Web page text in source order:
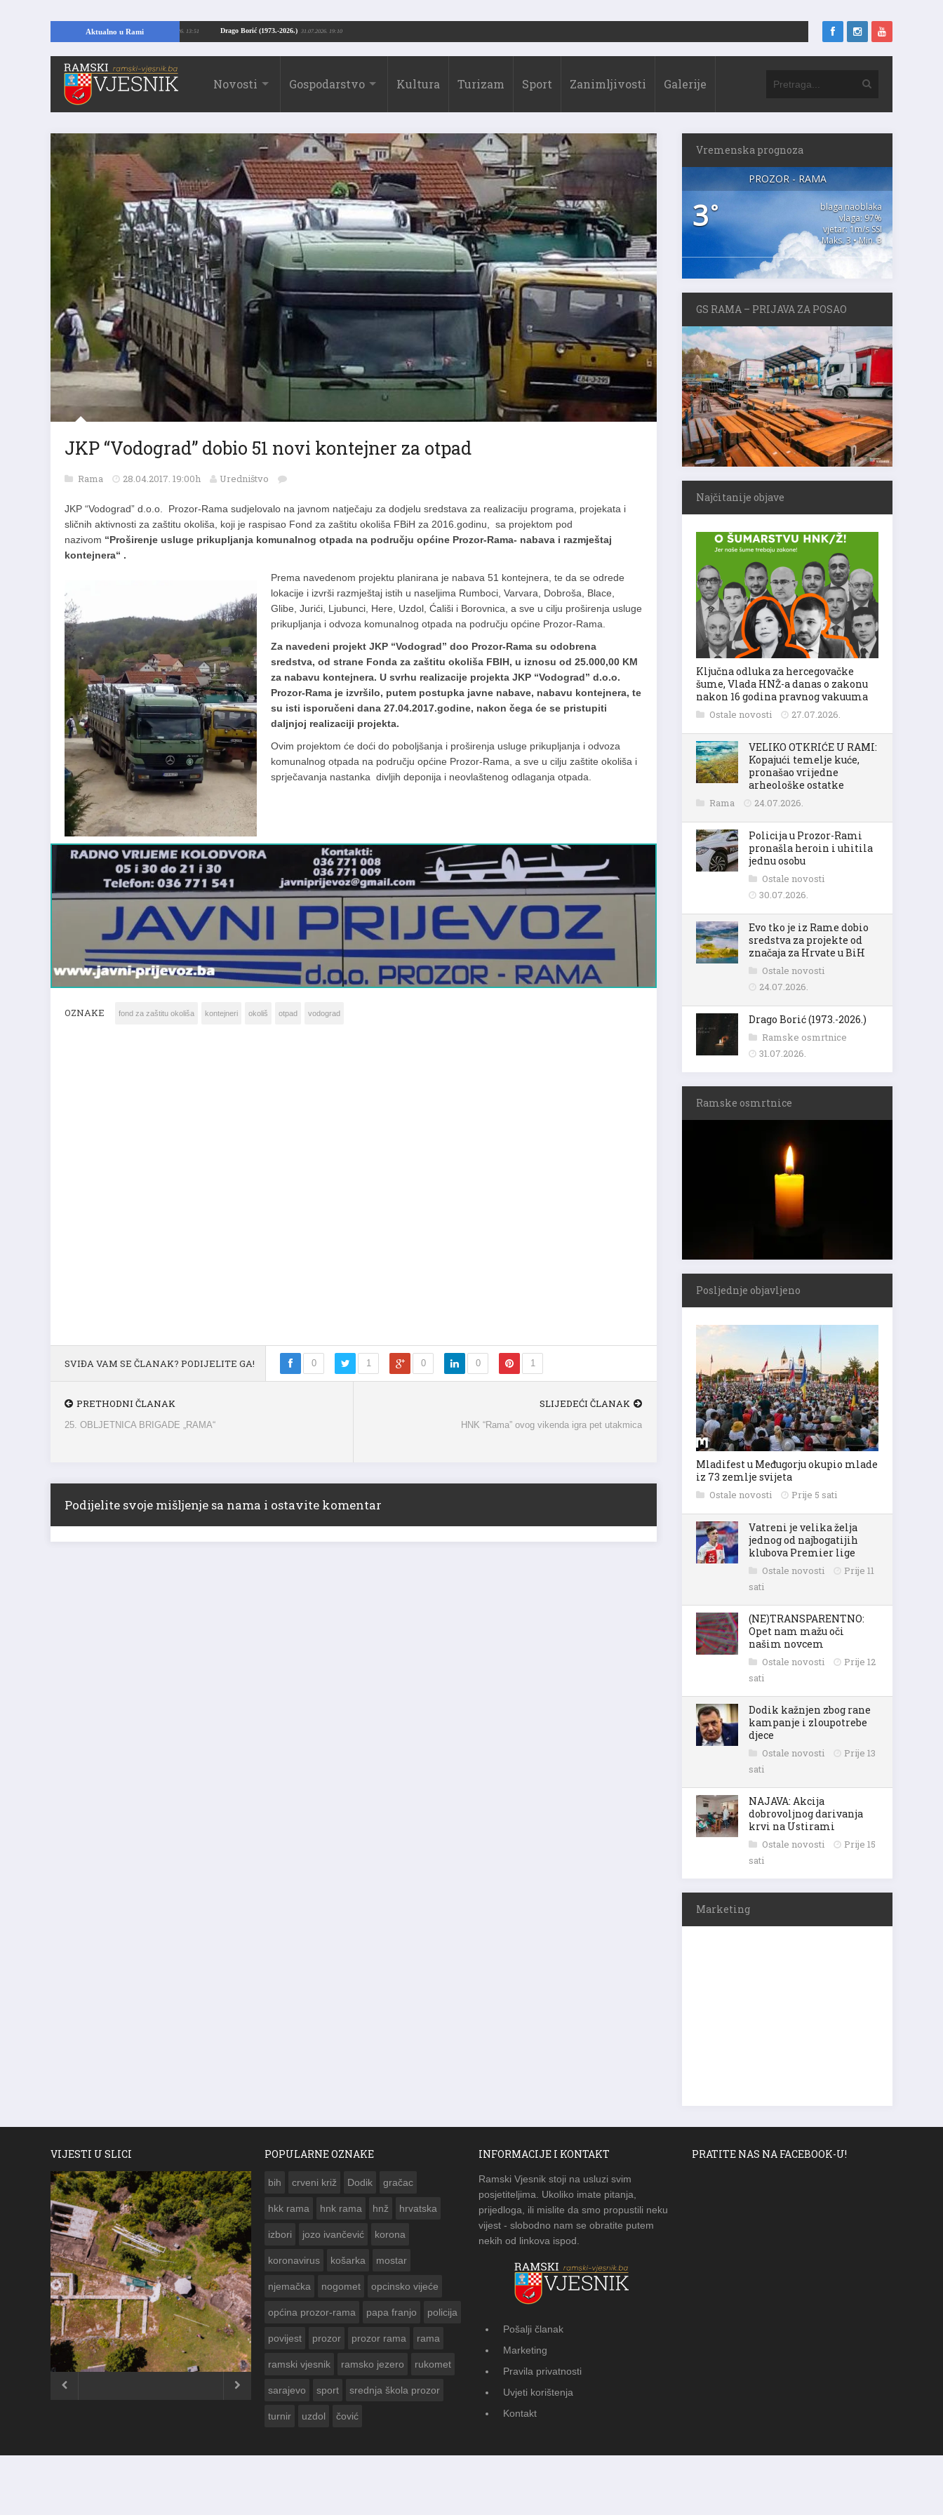
Aktualno u Rami Drago Borić (1973.-2026.) 31.07.2026. 19:10
temelje kuće, pronašao vrijedne arheološke ostatke 24.07.2026. 13:51
Novosti Gospodarstvo Kultura Turizam Sport Zanimljivosti Galerije
JKP “Vodograd” dobio 51 novi kontejner za otpad
Rama 28.04.2017. 19:00h Uredništvo
JKP “Vodograd” d.o.o. Prozor-Rama sudjelovalo na javnom natječaju za dodjelu sredstava za realizaciju programa, projekata i
sličnih aktivnosti za zaštitu okoliša, koji je raspisao Fond za zaštitu okoliša FBiH za 2016.godinu, sa projektom pod
nazivom “Proširenje usluge prikupljanja komunalnog otpada na području općine Prozor-Rama- nabava i razmještaj
kontejnera“ .
Prema navedenom projektu planirana je nabava 51 kontejnera, te da se odrede
lokacije i izvrši razmještaj istih u naseljima Rumboci, Varvara, Dobroša, Blace,
Glibe, Jurići, Ljubunci, Here, Uzdol, Ćališi i Borovnica, a sve u cilju proširenja usluge
prikupljanja i odvoza komunalnog otpada na području općine Prozor-Rama.
Za navedeni projekt JKP “Vodograd” doo Prozor-Rama su odobrena
sredstva, od strane Fonda za zaštitu okoliša FBIH, u iznosu od 25.000,00 KM
za nabavu kontejnera. U svrhu realizacije projekta JKP “Vodograd” d.o.o.
Prozor-Rama je izvršilo, putem postupka javne nabave, nabavu kontejnera, te
su isti isporučeni dana 27.04.2017.godine, nakon čega će se pristupiti
daljnjoj realizaciji projekta.
Ovim projektom će doći do poboljšanja i proširenja usluge prikupljanja i odvoza
komunalnog otpada na području općine Prozor-Rama, a sve u cilju zaštite okoliša i
sprječavanja nastanka divljih deponija i neovlaštenog odlaganja otpada.
SVIĐA VAM SE ČLANAK? PODIJELITE GA! 0 1 0 0 1
PRETHODNI ČLANAK SLIJEDEĆI ČLANAK
Podijelite svoje mišljenje sa nama i ostavite komentar
Vremenska prognoza
PROZOR - RAMA
3°
blaga naoblaka
vlaga: 97%
vjetar: 1m/s SSI
Maks. 3 • Min. 3
GS RAMA – PRIJAVA ZA POSAO
Najčitanije objave
Ključna odluka za hercegovačke
šume, Vlada HNŽ-a danas o zakonu
nakon 16 godina pravnog vakuuma
Ostale novosti 27.07.2026.
VELIKO OTKRIĆE U RAMI:
Kopajući temelje kuće,
pronašao vrijedne
arheološke ostatke
Rama 24.07.2026.
Policija u Prozor-Rami
pronašla heroin i uhitila
jednu osobu
Ostale novosti
30.07.2026.
Evo tko je iz Rame dobio
sredstva za projekte od
značaja za Hrvate u BiH
Ostale novosti
24.07.2026.
Drago Borić (1973.-2026.)
Ramske osmrtnice
31.07.2026.
Ramske osmrtnice
Posljednje objavljeno
Mladifest u Međugorju okupio mlade
iz 73 zemlje svijeta
Ostale novosti Prije 5 sati
Vatreni je velika želja
jednog od najbogatijih
klubova Premier lige
Ostale novosti
Prije 11
sati
(NE)TRANSPARENTNO:
Opet nam mažu oči
našim novcem
Ostale novosti
Prije 12
sati
Dodik kažnjen zbog rane
kampanje i zloupotrebe
djece
Ostale novosti
Prije 13
sati
NAJAVA: Akcija
dobrovoljnog darivanja
krvi na Ustirami
Ostale novosti
Prije 15
sati
Marketing
VIJESTI U SLICI
ČESTITKA RAMSKOG VJESNIKA ZA
USKRS 2023. GODINE
 
POPULARNE OZNAKE
bih crveni križ Dodik gračac
hkk rama hnk rama hnž hrvatska
izbori jozo ivančević korona
koronavirus košarka mostar
njemačka nogomet opcinsko vijeće
općina prozor-rama papa franjo policija
povijest prozor prozor rama rama
ramski vjesnik ramsko jezero rukomet
sarajevo sport srednja škola prozor
turnir uzdol čović
INFORMACIJE I KONTAKT
Ramski Vjesnik stoji na usluzi svim
posjetiteljima. Ukoliko imate pitanja,
prijedloga, ili mislite da smo propustili neku
vijest - slobodno nam se obratite putem
nekih od linkova ispod.
Pošalji članak
Marketing
Pravila privatnosti
Uvjeti korištenja
Kontakt
PRATITE NAS NA FACEBOOK-U!